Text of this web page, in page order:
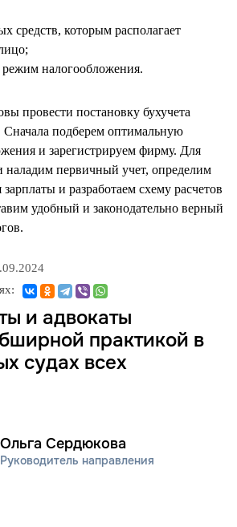
средств, которым располагает
налогообложения.
провести постановку бухучета
Сначала подберем оптимальную
и зарегистрируем фирму. Для
наладим первичный учет, определим
и разработаем схему расчетов
удобный и законодательно верный
и адвокаты
практикой в
судах всех
Ольга Сердюкова
Руководитель направления